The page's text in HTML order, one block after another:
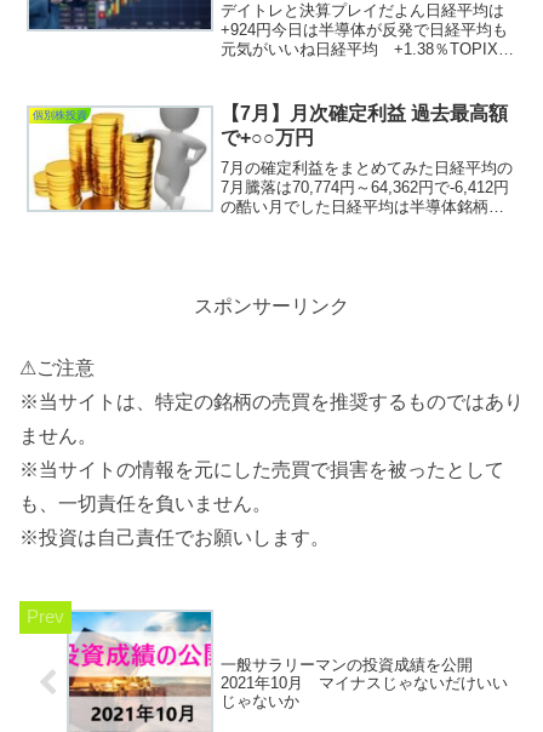
デイトレと決算プレイだよん日経平均は
+924円今日は半導体が反発で日経平均も
元気がいいね日経平均 +1.38％TOPIX
バショート +1,150円Screens...
個別株投資
【7月】月次確定利益 過去最高額
で+○○万円
7月の確定利益をまとめてみた日経平均の
7月騰落は70,774円～64,362円で-6,412円
の酷い月でした日経平均は半導体銘柄主
スポンサーリンク
⚠ご注意
※当サイトは、特定の銘柄の売買を推奨するものではあり
ません。
※当サイトの情報を元にした売買で損害を被ったとして
も、一切責任を負いません。
※投資は自己責任でお願いします。
一般サラリーマンの投資成績を公開
2021年10月 マイナスじゃないだけいい
じゃないか